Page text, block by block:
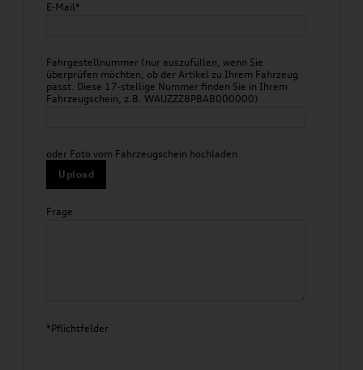
E-Mail*
Fahrgestellnummer (nur auszufüllen, wenn Sie
überprüfen möchten, ob der Artikel zu Ihrem Fahrzeug
passt. Diese 17-stellige Nummer finden Sie in Ihrem
Fahrzeugschein, z.B. WAUZZZ8P8AB000000)
oder Foto vom Fahrzeugschein hochladen
Upload
Frage
*Pflichtfelder